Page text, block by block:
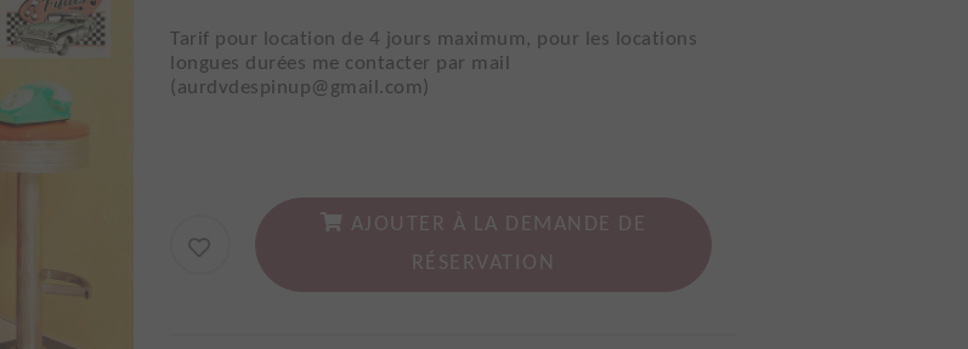
Tarif pour location de 4 jours maximum, pour les locations
longues durées me contacter par mail
(aurdvdespinup@gmail.com)
AJOUTER À LA DEMANDE DE
RÉSERVATION